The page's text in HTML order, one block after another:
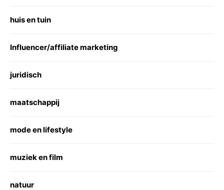
huis en tuin
Influencer/affiliate marketing
juridisch
maatschappij
mode en lifestyle
muziek en film
natuur